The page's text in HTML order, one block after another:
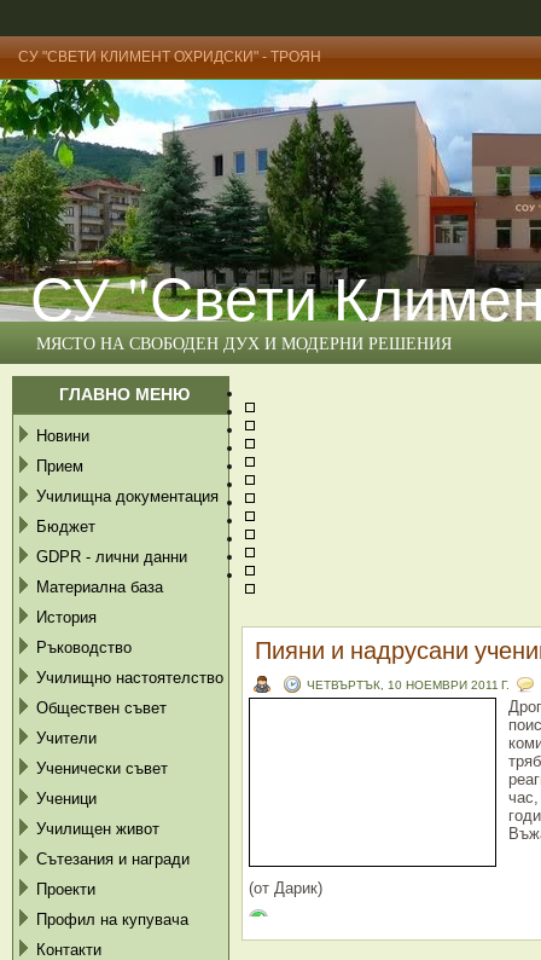
СУ "СВЕТИ КЛИМЕНТ ОХРИДСКИ" - ТРОЯН
СУ "Свети
МЯСТО НА СВОБОДЕН ДУХ И МОДЕРНИ РЕШЕНИЯ
ГЛАВНО МЕНЮ
Новини
Прием
Училищна документация
Бюджет
GDPR - лични данни
Материална база
История
Ръководство
Училищно настоятелство
Обществен съвет
Учители
Ученически съвет
Ученици
Училищен живот
Сътезания и награди
Проекти
Профил на купувача
Контакти
Пияни и надрусани
ЧЕТВЪРТЪК, 10 НОЕМВРИ 2011 Г.
(от Дарик)